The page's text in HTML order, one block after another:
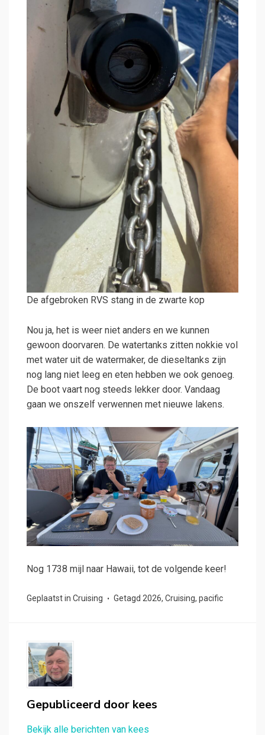
De afgebroken RVS stang in de zwarte kop
Nou ja, het is weer niet anders en we kunnen
gewoon doorvaren. De watertanks zitten nokkie vol
met water uit de watermaker, de dieseltanks zijn
nog lang niet leeg en eten hebben we ook genoeg.
De boot vaart nog steeds lekker door. Vandaag
gaan we onszelf verwennen met nieuwe lakens.
Nog 1738 mijl naar Hawaii, tot de volgende keer!
Geplaatst in Cruising Getagd 2026, Cruising, pacific
Gepubliceerd door kees
Bekijk alle berichten van kees